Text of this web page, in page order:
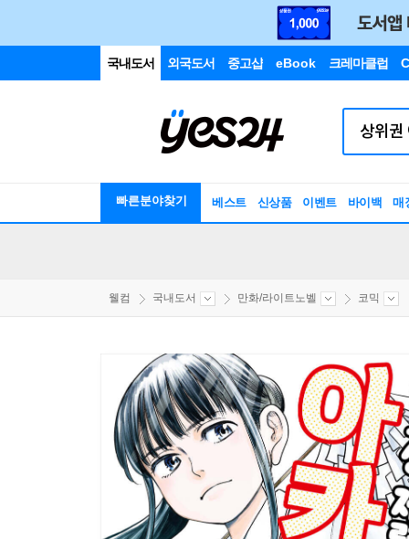
국내도서 외국도서 중고샵 eBook 크레마클럽
빠른분야찾기 베스트 신상품 이벤트 바이백 매
웰컴 국내도서 만화/라이트노벨 코믹